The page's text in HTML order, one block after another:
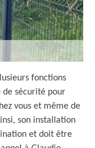
fonctions
de sécurité pour
vous et même de
son installation
et doit être